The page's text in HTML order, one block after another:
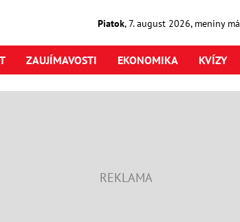
Piatok,7. august2026, meniny má
ZAUJÍMAVOSTI EKONOMIKA KVÍZY